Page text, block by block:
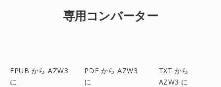
専用コンバーター
EPUB から AZW3
に
PDF から AZW3
に
TXT から
AZW3 に